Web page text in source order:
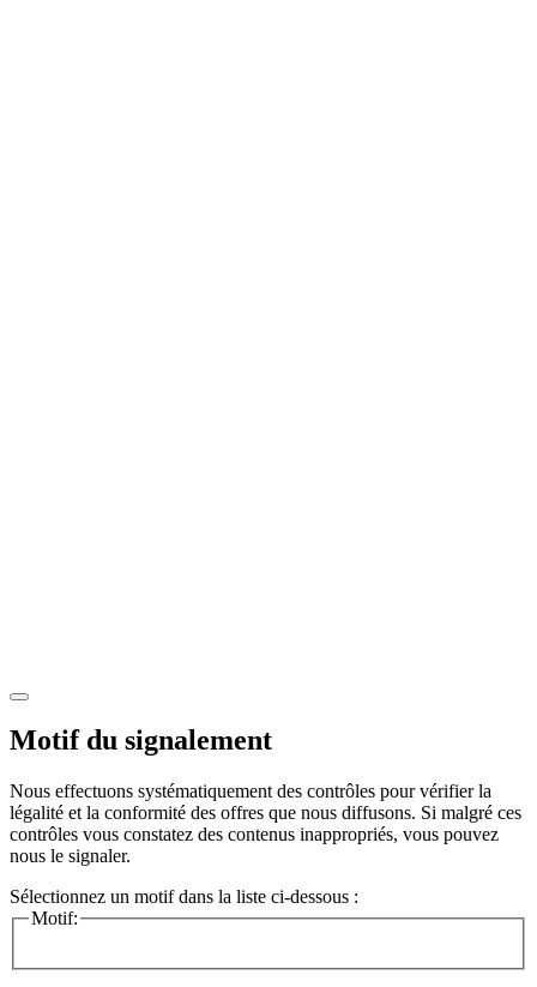
Motif du signalement
Nous effectuons systématiquement des contrôles pour vérifier la
légalité et la conformité des offres que nous diffusons. Si malgré ces
contrôles vous constatez des contenus inappropriés, vous pouvez
nous le signaler.
Sélectionnez un motif dans la liste ci-dessous :
Motif: